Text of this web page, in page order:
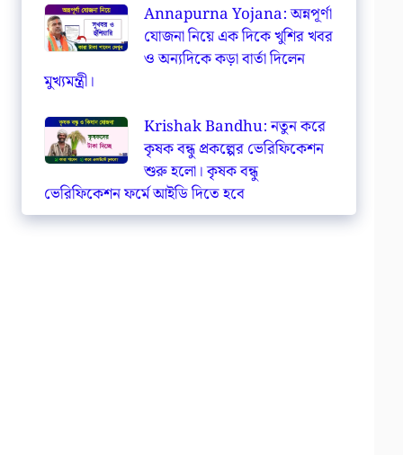
Annapurna Yojana: অন্নপূর্ণা
যোজনা নিয়ে এক দিকে খুশির খবর
ও অন্যদিকে কড়া বার্তা দিলেন
মুখ্যমন্ত্রী।
Krishak Bandhu: নতুন করে
কৃষক বন্ধু প্রকল্পের ভেরিফিকেশন
শুরু হলো। কৃষক বন্ধু
ভেরিফিকেশন ফর্মে আইডি দিতে হবে